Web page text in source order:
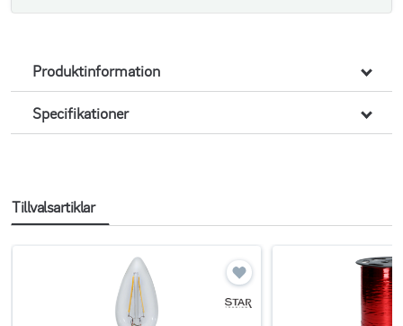
Produktinformation
Specifikationer
Tillvalsartiklar